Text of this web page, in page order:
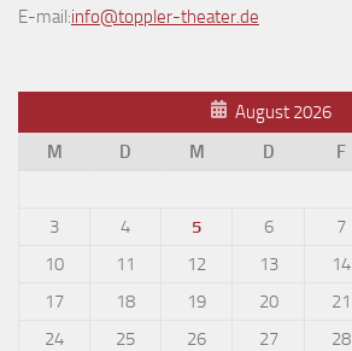
E-mail:info@toppler-theater.de
August 2026
M
D M D F
3
4 5 6 7
10
11 12 13 14
17
18 19 20 21
24
25 26 27 28